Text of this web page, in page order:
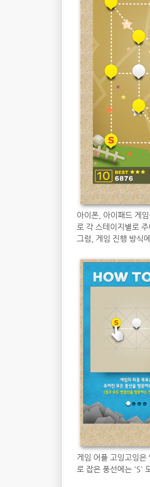
아이폰, 아이패드 게
로 각 스테이지별로
그럼, 게임 진행 방식
게임 어플 고잉고잉
로 잡은 풍선에는 'S'